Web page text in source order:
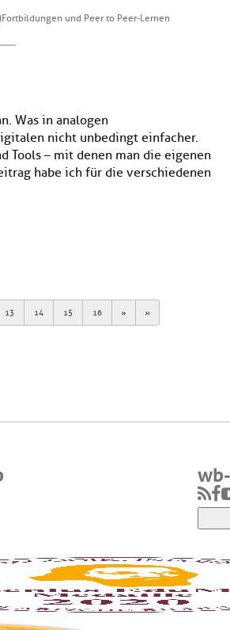
und Peer to Peer-Lernen
Was in analogen
nicht unbedingt einfacher.
Tools – mit denen man die eigenen
habe ich für die verschiedenen
13 14 15 16 Next Last